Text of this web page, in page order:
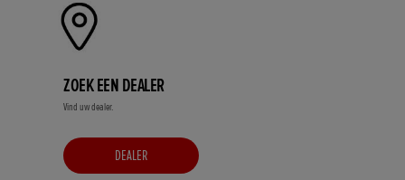
ZOEK EEN DEALER
Vind uw dealer.
DEALER